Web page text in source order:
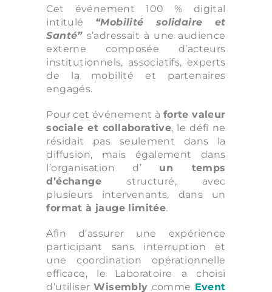
Cet événement 100 % digital
intitulé “Mobilité solidaire et
Santé”s’adressait à une audience
externe composée d’acteurs
institutionnels, associatifs, experts
de la mobilité et partenaires
engagés.
Pour cet événement à forte valeur
sociale et collaborative, le défi ne
résidait pas seulement dans la
diffusion, mais également dans
l’organisation d’ un temps
d’échangestructuré, avec
plusieurs intervenants, dans un
format à jauge limitée.
Afin d’assurer une expérience
participant sans interruption et
une coordination opérationnelle
efficace, le Laboratoire a choisi
d’utiliserWisembly comme Event